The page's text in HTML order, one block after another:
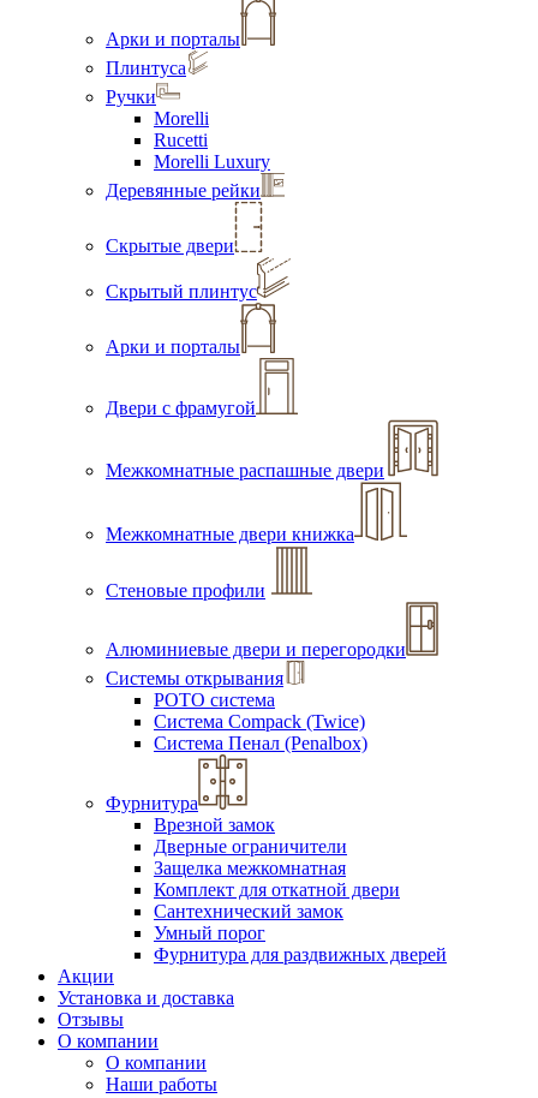
Арки и порталы
Плинтуса
Ручки
Morelli
Rucetti
Morelli Luxury
Деревянные рейки
Скрытые двери
Скрытый плинтус
Арки и порталы
Двери с фрамугой
Межкомнатные распашные двери
Межкомнатные двери книжка
Стеновые профили
Алюминиевые двери и перегородки
Системы открывания
РОТО система
Система Compack (Twice)
Система Пенал (Penalbox)
Фурнитура
Врезной замок
Дверные ограничители
Защелка межкомнатная
Комплект для откатной двери
Сантехнический замок
Умный порог
Фурнитура для раздвижных дверей
Акции
Установка и доставка
Отзывы
О компании
О компании
Наши работы